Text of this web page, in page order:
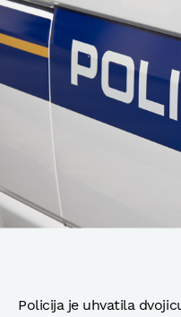
Policija je uhvatila